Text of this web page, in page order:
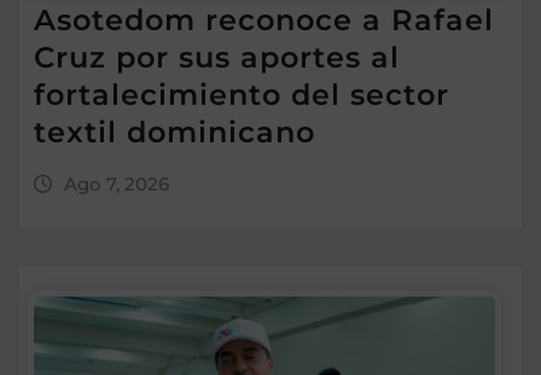
Asotedom reconoce a Rafael
Cruz por sus aportes al
fortalecimiento del sector
textil dominicano
Ago 7, 2026